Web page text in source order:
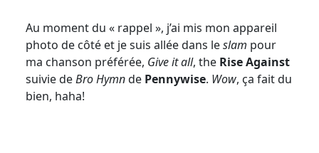
Au moment du « rappel », j’ai mis mon appareil
photo de côté et je suis allée dans leslam pour
ma chanson préférée, Give it all, the Rise Against
suivie deBro Hymnde Pennywise. Wow, ça fait du
bien, haha!